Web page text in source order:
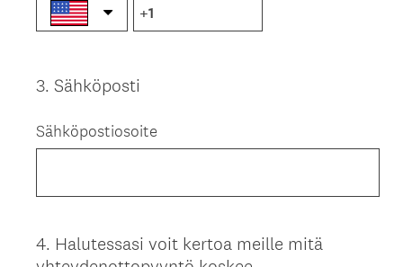
Question
3. Sähköposti
Sähköpostiosoite
Question
4. Halutessasi voit kertoa meille mitä